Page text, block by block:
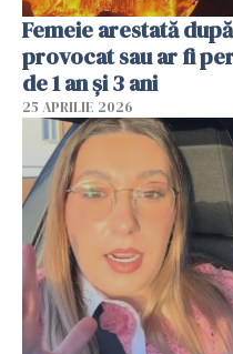
Femeie arestată
provocat sau ar fi
de 1 an și 3 ani
25 APRILIE 2026